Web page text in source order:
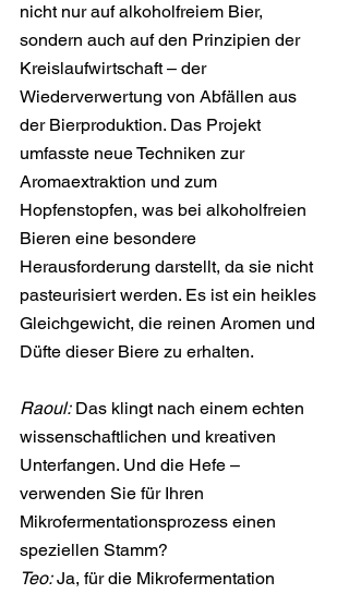
nicht nur auf alkoholfreiem Bier,
sondern auch auf den Prinzipien der
Kreislaufwirtschaft – der
Wiederverwertung von Abfällen aus
der Bierproduktion. Das Projekt
umfasste neue Techniken zur
Aromaextraktion und zum
Hopfenstopfen, was bei alkoholfreien
Bieren eine besondere
Herausforderung darstellt, da sie nicht
pasteurisiert werden. Es ist ein heikles
Gleichgewicht, die reinen Aromen und
Düfte dieser Biere zu erhalten.
Raoul: Das klingt nach einem echten
wissenschaftlichen und kreativen
Unterfangen. Und die Hefe –
verwenden Sie für Ihren
Mikrofermentationsprozess einen
speziellen Stamm?
Teo: Ja, für die Mikrofermentation